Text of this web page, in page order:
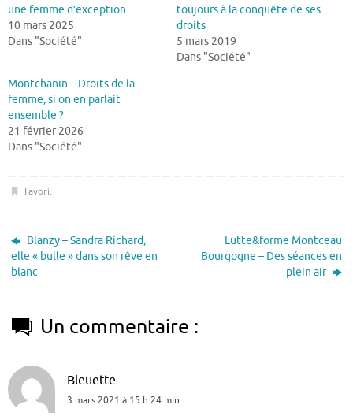
une femme d’exception
10 mars 2025
Dans "Société"
toujours à la conquête de ses
droits
5 mars 2019
Dans "Société"
Montchanin – Droits de la
femme, si on en parlait
ensemble ?
21 février 2026
Dans "Société"
Favori.
Blanzy – Sandra Richard,
elle « bulle » dans son rêve en
blanc
Lutte&forme Montceau
Bourgogne – Des séances en
plein air
Un commentaire :
Bleuette
3 mars 2021 à 15 h 24 min